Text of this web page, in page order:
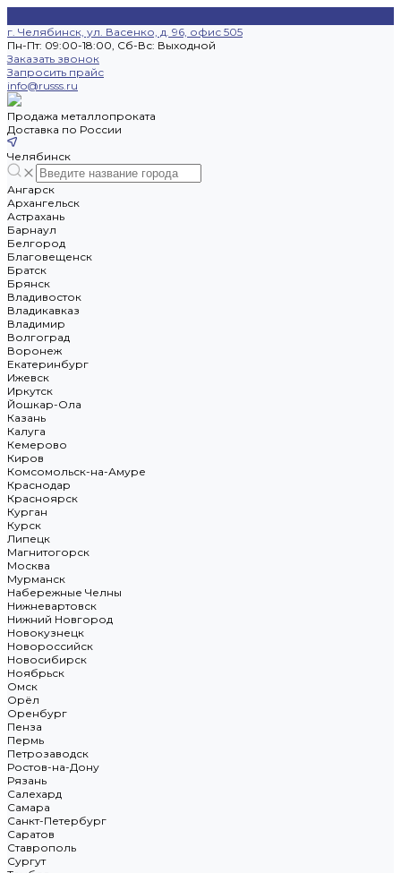
г. Челябинск, ул. Васенко, д. 96, офис 505
Пн-Пт: 09:00-18:00, Cб-Вс: Выходной
Заказать звонок
Запросить прайс
info@russs.ru
Продажа металлопроката
Доставка по России
Челябинск
Ангарск
Архангельск
Астрахань
Барнаул
Белгород
Благовещенск
Братск
Брянск
Владивосток
Владикавказ
Владимир
Волгоград
Воронеж
Екатеринбург
Ижевск
Иркутск
Йошкар-Ола
Казань
Калуга
Кемерово
Киров
Комсомольск-на-Амуре
Краснодар
Красноярск
Курган
Курск
Липецк
Магнитогорск
Москва
Мурманск
Набережные Челны
Нижневартовск
Нижний Новгород
Новокузнецк
Новороссийск
Новосибирск
Ноябрьск
Омск
Орёл
Оренбург
Пенза
Пермь
Петрозаводск
Ростов-на-Дону
Рязань
Салехард
Самара
Санкт-Петербург
Саратов
Ставрополь
Сургут